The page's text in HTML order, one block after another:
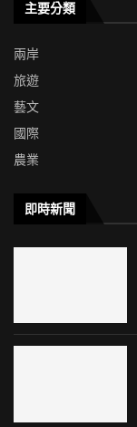
主要分類
兩岸
旅遊
藝文
國際
農業
即時新聞